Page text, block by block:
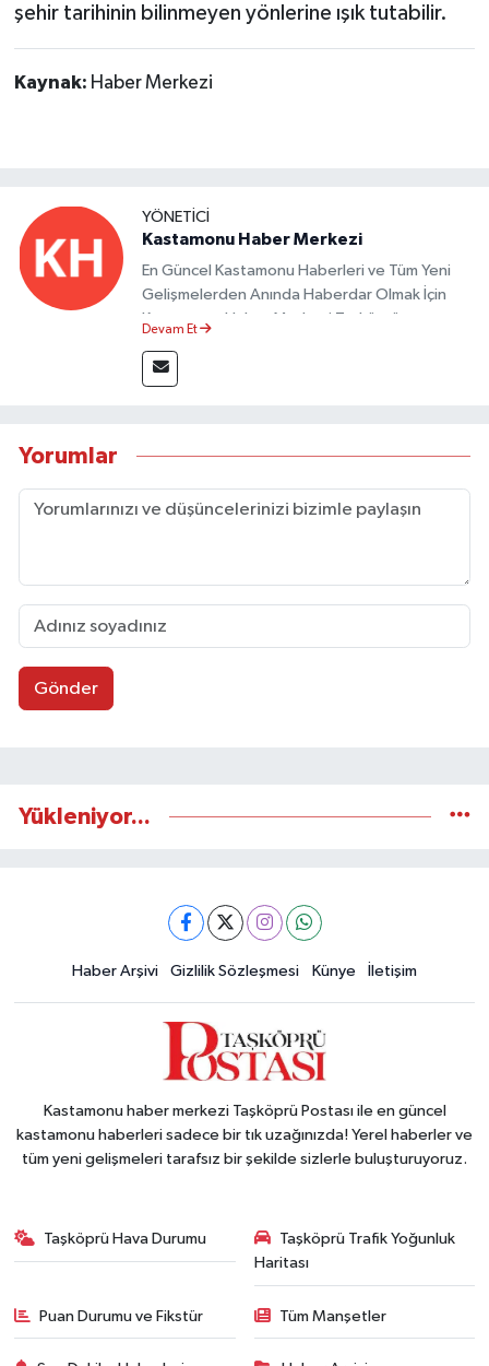
şehir tarihinin bilinmeyen yönlerine ışık tutabilir.
Kaynak: Haber Merkezi
YÖNETICI
Kastamonu Haber Merkezi
En Güncel Kastamonu Haberleri ve Tüm Yeni
Gelişmelerden Anında Haberdar Olmak İçin
Kastamonu Haber Merkezi Taşköprü
Devam Et
Yorumlar
Gönder
Yükleniyor...
Haber Arşivi Gizlilik Sözleşmesi Künye İletişim
Kastamonu haber merkezi Taşköprü Postası ile en güncel
kastamonu haberleri sadece bir tık uzağınızda! Yerel haberler ve
tüm yeni gelişmeleri tarafsız bir şekilde sizlerle buluşturuyoruz.
Taşköprü Hava Durumu
Taşköprü Trafik Yoğunluk
Haritası
Puan Durumu ve Fikstür Tüm Manşetler